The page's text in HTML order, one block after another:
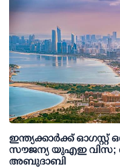
ഇന്ത്യക്കാര്‍ക്ക്
സൗജന്യ യുഎഇ വിസ; അവധിക്കാല ഓഫറുമായി
അബുദാബി